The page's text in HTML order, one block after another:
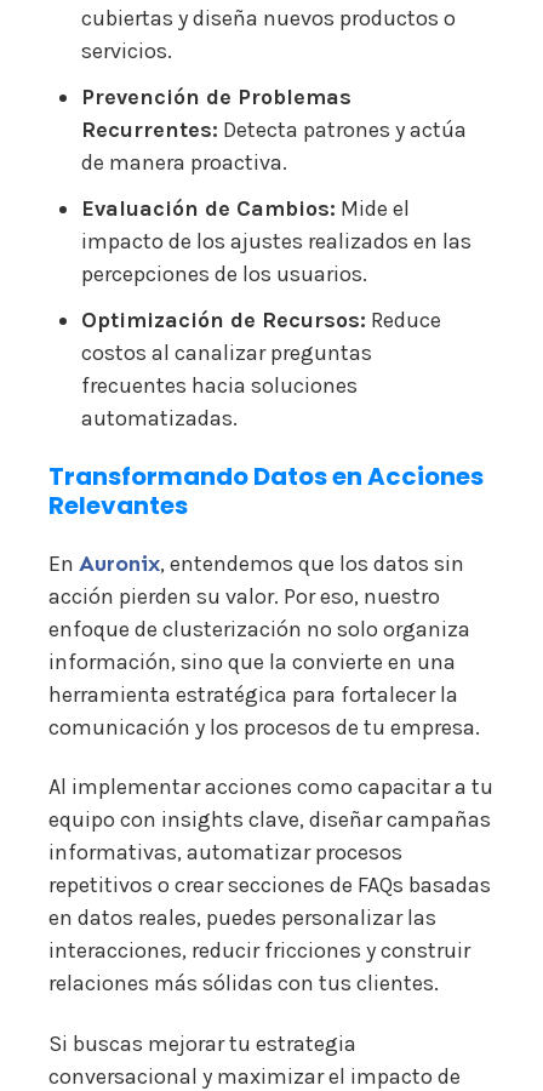
cubiertas y diseña nuevos productos o
servicios.
Prevención de Problemas
Recurrentes: Detecta patrones y actúa
de manera proactiva.
Evaluación de Cambios: Mide el
impacto de los ajustes realizados en las
percepciones de los usuarios.
Optimización de Recursos: Reduce
costos al canalizar preguntas
frecuentes hacia soluciones
automatizadas.
Transformando Datos en Acciones
Relevantes
En Auronix, entendemos que los datos sin
acción pierden su valor. Por eso, nuestro
enfoque de clusterización no solo organiza
información, sino que la convierte en una
herramienta estratégica para fortalecer la
comunicación y los procesos de tu empresa.
Al implementar acciones como capacitar a tu
equipo con insights clave, diseñar campañas
informativas, automatizar procesos
repetitivos o crear secciones de FAQs basadas
en datos reales, puedes personalizar las
interacciones, reducir fricciones y construir
relaciones más sólidas con tus clientes.
Si buscas mejorar tu estrategia
conversacional y maximizar el impacto de